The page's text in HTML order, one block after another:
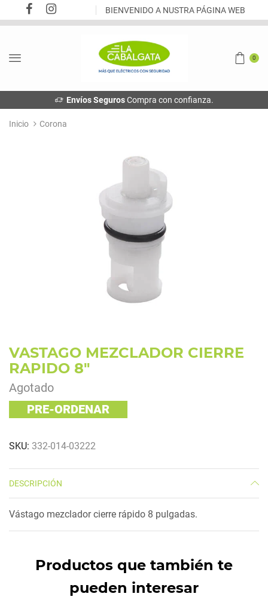
BIENVENIDO A NUSTRA PÁGINA WEB
0
Envíos SegurosCompra con confianza.
Inicio Corona
VASTAGO MEZCLADOR CIERRE
RAPIDO 8″
Agotado
PRE-ORDENAR
SKU 332-014-03222
DESCRIPCIÓN
Vástago mezclador cierre rápido 8 pulgadas.
Productos que también te
pueden interesar